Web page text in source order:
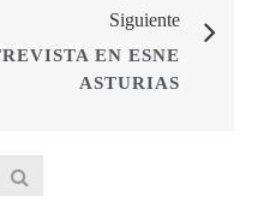
Siguiente
EN ESNE
ASTURIAS